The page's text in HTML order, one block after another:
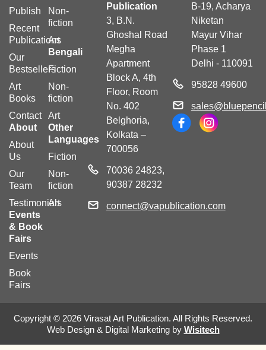
Publish
Recent
Publications
Our
Bestsellers
Art
Books
Contact
About
About
Us
Our
Team
Testimonials
Events
& Book
Fairs
Events
Book
Fairs
Non-
fiction
Art
Bengali
Fiction
Non-
fiction
Art
Other
Languages
Fiction
Non-
fiction
Art
Publication
3, B.N.
Ghoshal Road
Megha
Apartment
Block A, 4th
Floor, Room
No. 402
Belghoria,
Kolkata –
700056
70036 24823,
90387 28232
connect@vapublication.com
B-19, Acharya
Niketan
Mayur Vihar
Phase 1
Delhi - 110091
95828 49600
Copyright © 2026 Virasat Art Publication. All Rights Reserved.
Web Design & Digital Marketing by Wisitech